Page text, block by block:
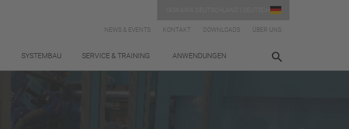
NEWS & EVENTS KONTAKT DOWNLOADS ÜBER UNS
SYSTEMBAU SERVICE & TRAINING ANWENDUNGEN